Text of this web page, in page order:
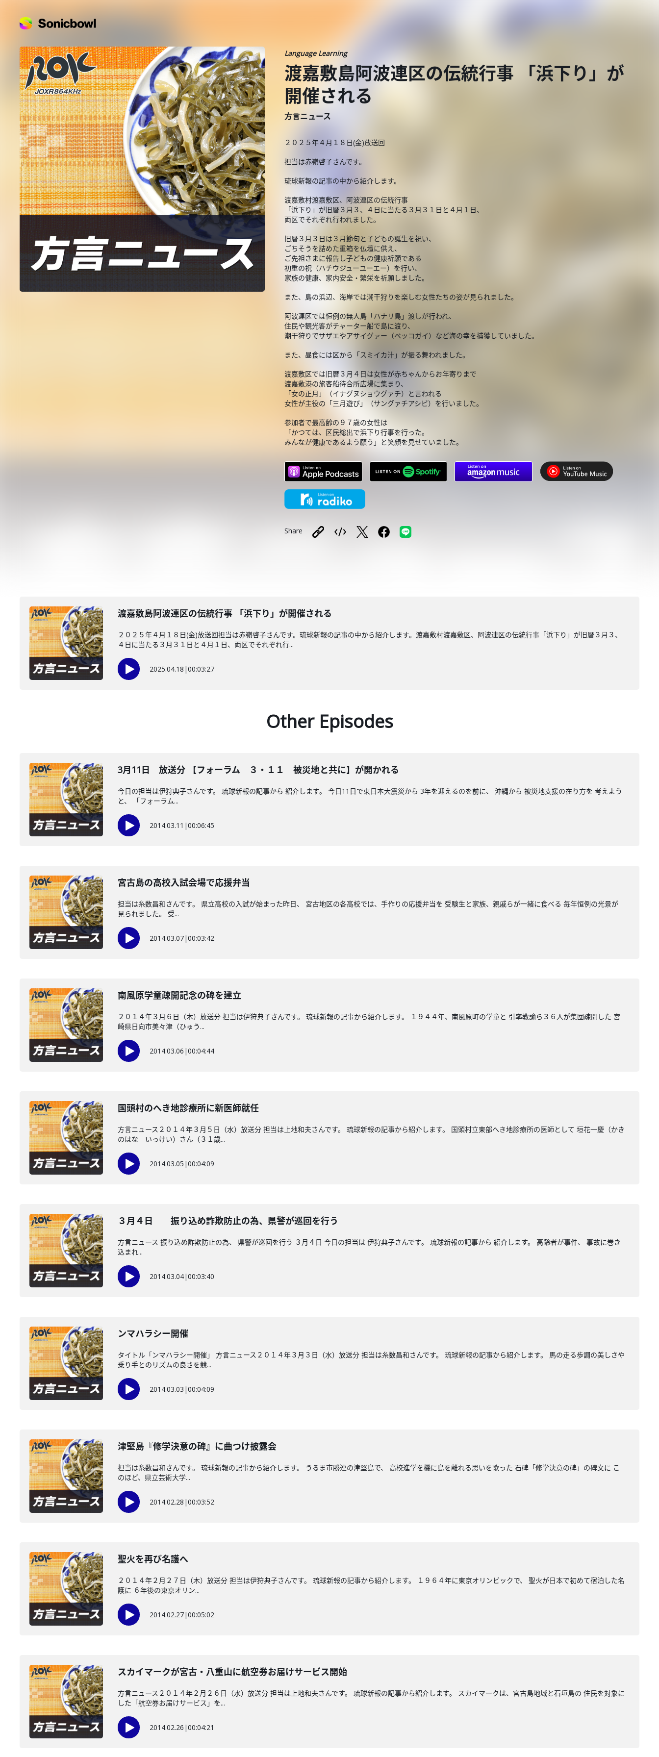
Language Learning
渡嘉敷島阿波連区の伝統行事 「浜下り」が
開催される
方言ニュース
２０２５年４月１８日(金)放送回
担当は赤嶺啓子さんです。
琉球新報の記事の中から紹介します。
渡嘉敷村渡嘉敷区、阿波連区の伝統行事
「浜下り」が旧暦３月３、４日に当たる３月３１日と４月１日、
両区でそれぞれ行われました。
旧暦３月３日は３月節句と子どもの誕生を祝い、
ごちそうを詰めた重箱を仏壇に供え、
ご先祖さまに報告し子どもの健康祈願である
初重の祝（ハチウジューユーエー）を行い、
家族の健康、家内安全・繁栄を祈願しました。
また、島の浜辺、海岸では潮干狩りを楽しむ女性たちの姿が見られました。
阿波連区では恒例の無人島「ハナリ島」渡しが行われ、
住民や観光客がチャーター船で島に渡り、
潮干狩りでサザエやアサイグァー（ベッコガイ）など海の幸を捕獲していました。
また、昼食には区から「スミイカ汁」が振る舞われました。
渡嘉敷区では旧暦３月４日は女性が赤ちゃんからお年寄りまで
渡嘉敷港の旅客船待合所広場に集まり、
「女の正月」（イナグヌショウグァチ）と言われる
女性が主役の「三月遊び」（サングァチアシビ）を行いました。
参加者で最高齢の９７歳の女性は
「かつては、区民総出で浜下り行事を行った。
みんなが健康であるよう願う」と笑顔を見せていました。
Share
渡嘉敷島阿波連区の伝統行事 「浜下り」が開催される
２０２５年４月１８日(金)放送回担当は赤嶺啓子さんです。琉球新報の記事の中から紹介します。渡嘉敷村渡嘉敷区、阿波連区の伝統行事「浜下り」が旧暦３月３、
４日に当たる３月３１日と４月１日、両区でそれぞれ行...
2025.04.18 |00:03:27
Other Episodes
3月11日 放送分 【フォーラム ３・１１ 被災地と共に】が開かれる
今日の担当は伊狩典子さんです。 琉球新報の記事から 紹介します。 今日11日で東日本大震災から 3年を迎えるのを前に、 沖縄から 被災地支援の在り方を 考えよう
と、 「フォーラム...
2014.03.11 |00:06:45
宮古島の高校入試会場で応援弁当
担当は糸数昌和さんです。 県立高校の入試が始まった昨日、 宮古地区の各高校では、手作りの応援弁当を 受験生と家族、親戚らが一緒に食べる 毎年恒例の光景が
見られました。 受...
2014.03.07|00:03:42
南風原学童疎開記念の碑を建立
２０１４年３月６日（木）放送分 担当は伊狩典子さんです。 琉球新報の記事から紹介します。 １９４４年、南風原町の学童と 引率教諭ら３６人が集団疎開した 宮
崎県日向市美々津（ひゅう...
2014.03.06 |00:04:44
国頭村のへき地診療所に新医師就任
方言ニュース２０１４年３月５日（水）放送分 担当は上地和夫さんです。 琉球新報の記事から紹介します。 国頭村立東部へき地診療所の医師として 垣花一慶（かき
のはな いっけい）さん（３１歳...
2014.03.05 |00:04:09
３月４日 振り込め詐欺防止の為、県警が巡回を行う
方言ニュース 振り込め詐欺防止の為、 県警が巡回を行う ３月４日 今日の担当は 伊狩典子さんです。 琉球新報の記事から 紹介します。 高齢者が事件、 事故に巻き
込まれ...
2014.03.04|00:03:40
ンマハラシー開催
タイトル「ンマハラシー開催」 方言ニュース２０１４年３月３日（水）放送分 担当は糸数昌和さんです。 琉球新報の記事から紹介します。 馬の走る歩調の美しさや
乗り手とのリズムの良さを競...
2014.03.03 |00:04:09
津堅島『修学決意の碑』に曲つけ披露会
担当は糸数昌和さんです。 琉球新報の記事から紹介します。 うるま市勝連の津堅島で、 高校進学を機に島を離れる思いを歌った 石碑「修学決意の碑」の碑文に こ
のほど、県立芸術大学...
2014.02.28 |00:03:52
聖火を再び名護へ
２０１４年２月２７日（木）放送分 担当は伊狩典子さんです。 琉球新報の記事から紹介します。 １９６４年に東京オリンピックで、 聖火が日本で初めて宿泊した名
護に ６年後の東京オリン...
2014.02.27|00:05:02
スカイマークが宮古・八重山に航空券お届けサービス開始
方言ニュース２０１４年２月２６日（水）放送分 担当は上地和夫さんです。 琉球新報の記事から紹介します。 スカイマークは、宮古島地域と石垣島の 住民を対象に
した「航空券お届けサービス」を...
2014.02.26 |00:04:21